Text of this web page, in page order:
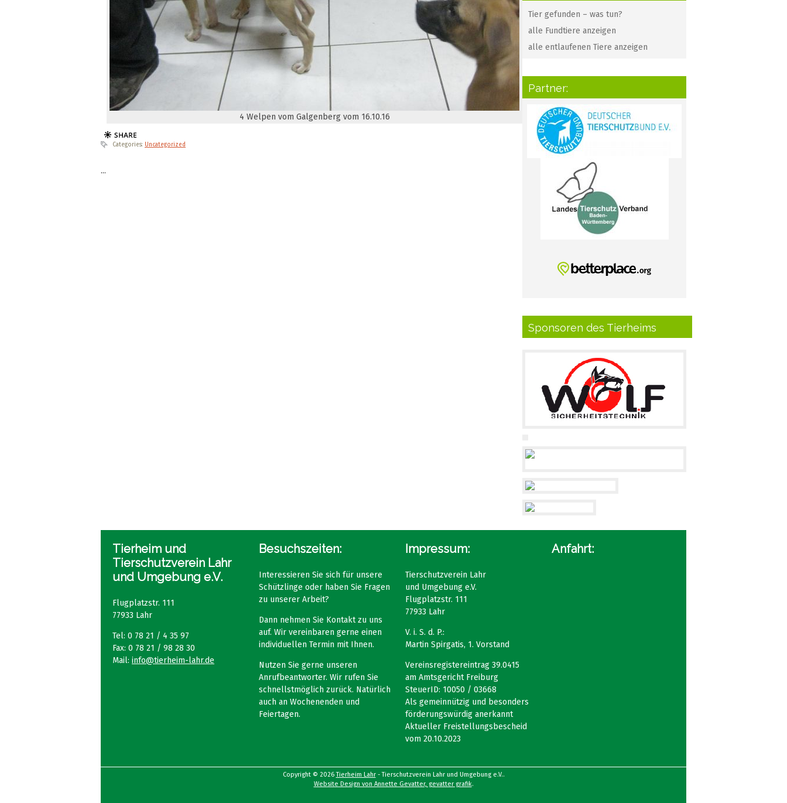
4 Welpen vom Galgenberg vom 16.10.16
Categories: Uncategorized
...
Tier gefunden – was tun?
alle Fundtiere anzeigen
alle entlaufenen Tiere anzeigen
Partner:
Sponsoren des Tierheims
Tierheim und
Tierschutzverein Lahr
und Umgebung e.V.
Flugplatzstr. 111
77933 Lahr
Tel: 0 78 21 / 4 35 97
Fax: 0 78 21 / 98 28 30
Mail: info@tierheim-lahr.de
Besuchszeiten:
Interessieren Sie sich für unsere
Schützlinge oder haben Sie Fragen
zu unserer Arbeit?
Dann nehmen Sie Kontakt zu uns
auf. Wir vereinbaren gerne einen
individuellen Termin mit Ihnen.
Nutzen Sie gerne unseren
Anrufbeantworter. Wir rufen Sie
schnellstmöglich zurück. Natürlich
auch an Wochenenden und
Feiertagen.
Impressum:
Tierschutzverein Lahr
und Umgebung e.V.
Flugplatzstr. 111
77933 Lahr
V. i. S. d. P.:
Martin Spirgatis, 1. Vorstand
Vereinsregistereintrag 39.0415
am Amtsgericht Freiburg
SteuerID: 10050 / 03668
Als gemeinnützig und besonders
förderungswürdig anerkannt
Aktueller Freistellungsbescheid
vom 20.10.2023
Anfahrt:
Copyright © 2026Tierheim Lahr- Tierschutzverein Lahr und Umgebung e.V..
Website Design von Annette Gevatter, gevatter grafik.